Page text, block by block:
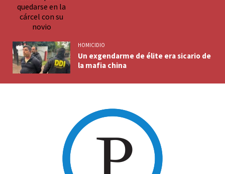
HOMICIDIO
Un exgendarme de élite era sicario de
la mafia china